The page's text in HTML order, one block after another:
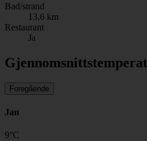
Bad/strand
13,6 km
Restaurant
Ja
Foregående
Jan
9°C